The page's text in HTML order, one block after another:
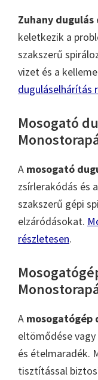
Zuhany dugulás
keletkezik a
szakszerű
vizet és a
duguláselhárítás
Mosogató
A mosogató
zsírlerakódás és
szakszerű gépi
elzáródásokat.
részletesen.
A mosogatógép
eltömődése
és ételmaradék.
tisztítással